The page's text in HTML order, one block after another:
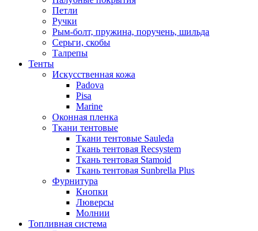
Петли
Ручки
Рым-болт, пружина, поручень, шильда
Серьги, скобы
Талрепы
Тенты
Искусственная кожа
Padova
Pisa
Marine
Оконная пленка
Ткани тентовые
Ткани тентовые Sauleda
Ткань тентовая Recsystem
Ткань тентовая Stamoid
Ткань тентовая Sunbrella Plus
Фурнитура
Кнопки
Люверсы
Молнии
Топливная система